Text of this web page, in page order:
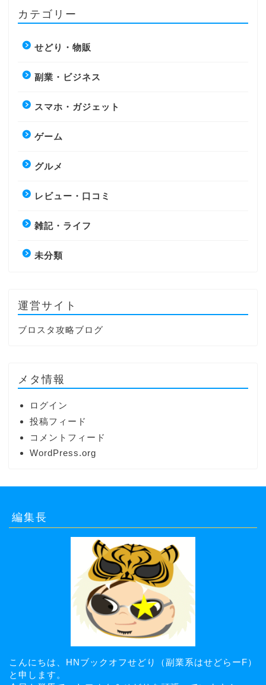
カテゴリー
せどり・物販
副業・ビジネス
スマホ・ガジェット
ゲーム
グルメ
レビュー・口コミ
雑記・ライフ
未分類
運営サイト
ブロスタ攻略ブログ
メタ情報
ログイン
投稿フィード
コメントフィード
WordPress.org
編集長
こんにちは、HNブックオフせどり（副業系はせどらーF）
と申します。